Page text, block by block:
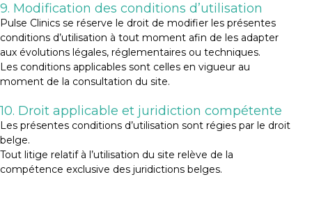
9. Modification des conditions d’utilisation
Pulse Clinics se réserve le droit de modifier les présentes
conditions d’utilisation à tout moment afin de les adapter
aux évolutions légales, réglementaires ou techniques.
Les conditions applicables sont celles en vigueur au
moment de la consultation du site.
10. Droit applicable et juridiction compétente
Les présentes conditions d’utilisation sont régies par le droit
belge.
Tout litige relatif à l’utilisation du site relève de la
compétence exclusive des juridictions belges.